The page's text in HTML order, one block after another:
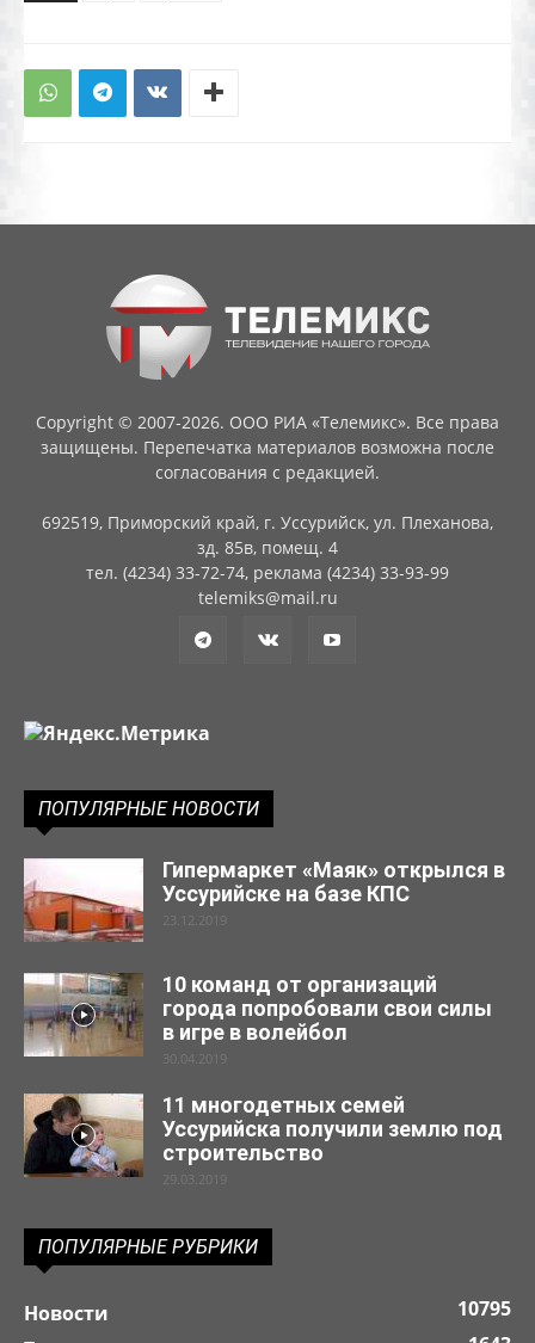
Copyright © 2007-2026. ООО РИА «Телемикс». Все права
защищены. Перепечатка материалов возможна после
согласования с редакцией.
692519, Приморский край, г. Уссурийск, ул. Плеханова,
зд. 85в, помещ. 4
тел. (4234) 33-72-74, реклама (4234) 33-93-99
telemiks@mail.ru
ПОПУЛЯРНЫЕ НОВОСТИ
Гипермаркет «Маяк» открылся в
Уссурийске на базе КПС
23.12.2019
10 команд от организаций
города попробовали свои силы
в игре в волейбол
30.04.2019
11 многодетных семей
Уссурийска получили землю под
строительство
29.03.2019
ПОПУЛЯРНЫЕ РУБРИКИ
Новости
10795